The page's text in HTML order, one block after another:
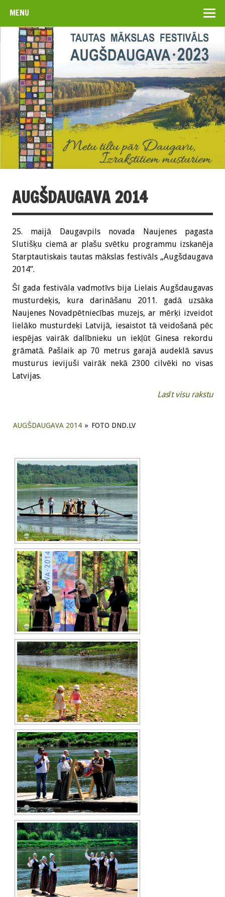
MENU
AUGŠDAUGAVA 2014
25. maijā Daugavpils novada Naujenes pagasta
Slutišķu ciemā ar plašu svētku programmu izskanēja
Starptautiskais tautas mākslas festivāls „Augšdaugava
2014”.
Šī gada festivāla vadmotīvs bija Lielais Augšdaugavas
musturdeķis, kura darināšanu 2011. gadā uzsāka
Naujenes Novadpētniecības muzejs, ar mērķi izveidot
lielāko musturdeķi Latvijā, iesaistot tā veidošanā pēc
iespējas vairāk dalībnieku un iekļūt Ginesa rekordu
grāmatā. Pašlaik ap 70 metrus garajā audeklā savus
musturus ievijuši vairāk nekā 2300 cilvēki no visas
Latvijas.
Lasīt visu rakstu
AUGŠDAUGAVA 2014 » FOTO DND.LV